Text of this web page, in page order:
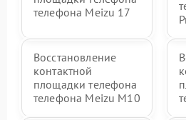
телефона Meizu 17
Восстановление
контактной
площадки телефона
телефона Meizu M10